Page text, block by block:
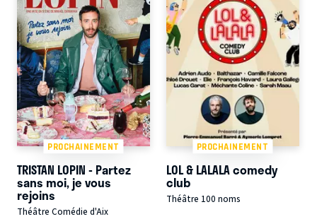
PROCHAINEMENT
TRISTAN LOPIN - Partez
sans moi, je vous
rejoins
Théâtre Comédie d'Aix
PROCHAINEMENT
LOL & LALALA comedy
club
Théâtre 100 noms